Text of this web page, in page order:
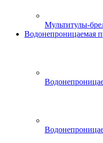
Мультитулы-
Водонепроницаемая